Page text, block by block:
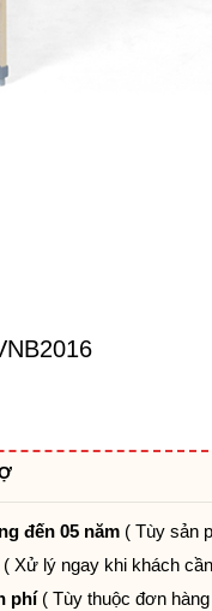
đến 05 năm ( Tùy sản
( Xử lý ngay khi khách
phí ( Tùy thuộc đơn hàng